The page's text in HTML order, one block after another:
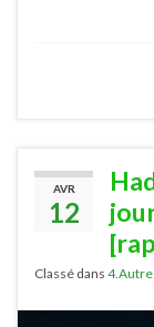
AVR
12
Classé dans